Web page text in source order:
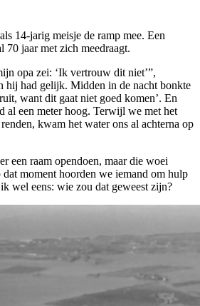
14-jarig meisje de ramp mee. Een
70 jaar met zich meedraagt.
opa zei: ‘Ik vertrouw dit niet’”,
hij had gelijk. Midden in de nacht bonkte
want dit gaat niet goed komen’. En
al een meter hoog. Terwijl we met het
kwam het water ons al achterna op
een raam opendoen, maar die woei
moment hoorden we iemand om hulp
wel eens: wie zou dat geweest zijn?